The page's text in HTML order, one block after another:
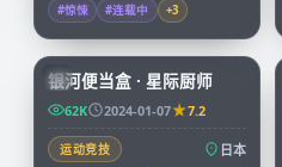
#惊悚 #连载中 +3
JP
59:46
银河便当盒 · 星际厨师
62K 2024-01-07 7.2
运动竞技 日本